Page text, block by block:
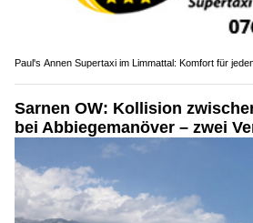
Paul's Annen Supertaxi im Limmattal: Komfort für
Sarnen OW: Kollision
bei Abbiegemanöver – zwei